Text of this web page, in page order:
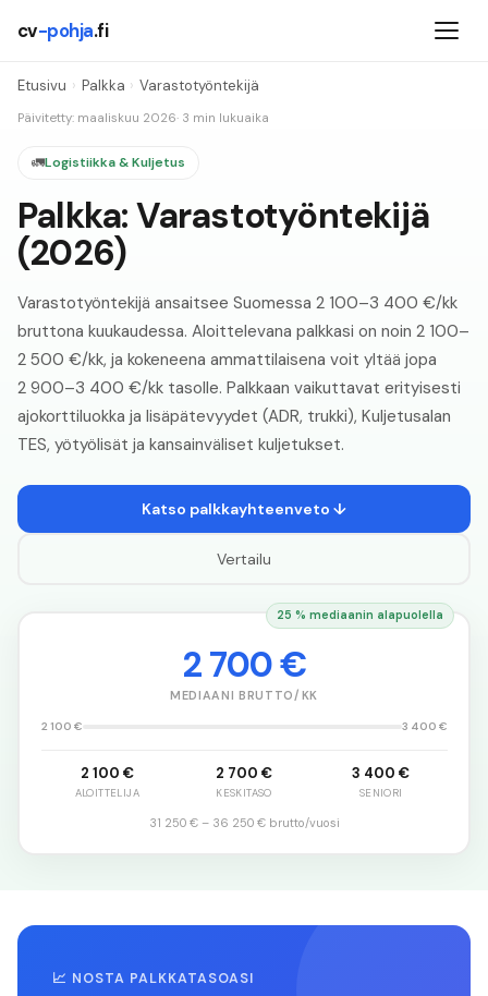
cv-pohja.fi
Etusivu › Palkka › Varastotyöntekijä
Päivitetty: maaliskuu 2026· 3 min lukuaika
🚛Logistiikka & Kuljetus
Palkka:Varastotyöntekijä
(2026)
Varastotyöntekijä ansaitsee Suomessa 2 100–3 400 €/kk
bruttona kuukaudessa. Aloittelevana palkkasi on noin 2 100–
2 500 €/kk, ja kokeneena ammattilaisena voit yltää jopa
2 900–3 400 €/kk tasolle. Palkkaan vaikuttavat erityisesti
ajokorttiluokka ja lisäpätevyydet (ADR, trukki), Kuljetusalan
TES, yötyölisät ja kansainväliset kuljetukset.
Katso palkkayhteenveto ↓
Vertailu
25 % mediaanin alapuolella
2 700 €
MEDIAANI BRUTTO/KK
2 100 € 3 400 €
2 100 €
ALOITTELIJA
2 700 €
KESKITASO
3 400 €
SENIORI
31 250 €– 36 250 €brutto/vuosi
📈 NOSTA PALKKATASOASI